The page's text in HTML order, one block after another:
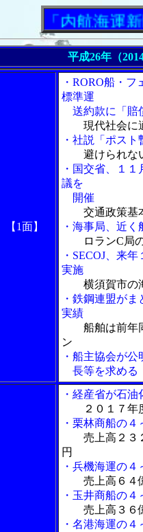
「内航海運新聞」
平成26年（
【1面】
・RORO船・
標準運
送約款に「賠
現代社会に
・社説「ポス
避けられな
・国交省、１
議を
開催
交通政策基
・海事局、近
ロランC局
・SECOJ、来
実施
横須賀市の
・鉄鋼連盟が
実績
船舶は前年
ン
・船主協会が
長等を求める
・経産省が石
２０１７
・栗林商船の
売上高２３
円
・兵機海運の
売上高６４
・玉井商船の
売上高３６
・名港海運の